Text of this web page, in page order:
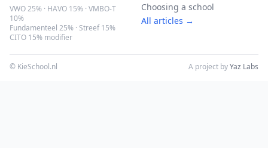
VWO 25% · HAVO 15% · VMBO-T
10%
Fundamenteel 25% · Streef 15%
CITO 15% modifier
Choosing a school
All articles →
© KieSchool.nl A project byYaz Labs